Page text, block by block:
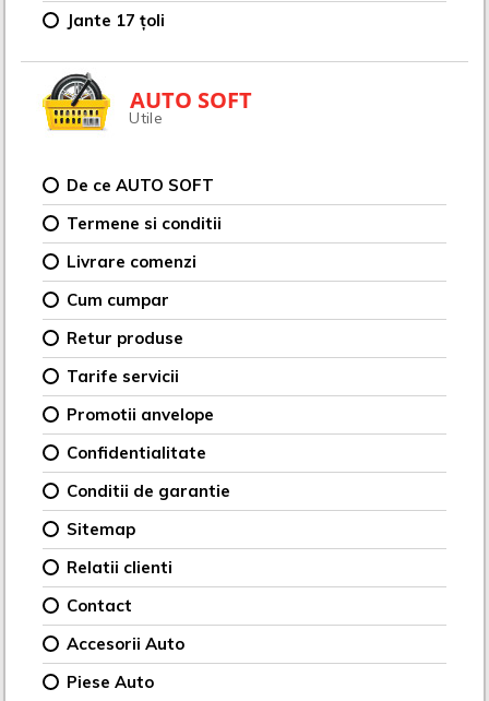
Jante 17 țoli
AUTO SOFT
Utile
De ce AUTO SOFT
Termene si conditii
Livrare comenzi
Cum cumpar
Retur produse
Tarife servicii
Promotii anvelope
Confidentialitate
Conditii de garantie
Sitemap
Relatii clienti
Contact
Accesorii Auto
Piese Auto